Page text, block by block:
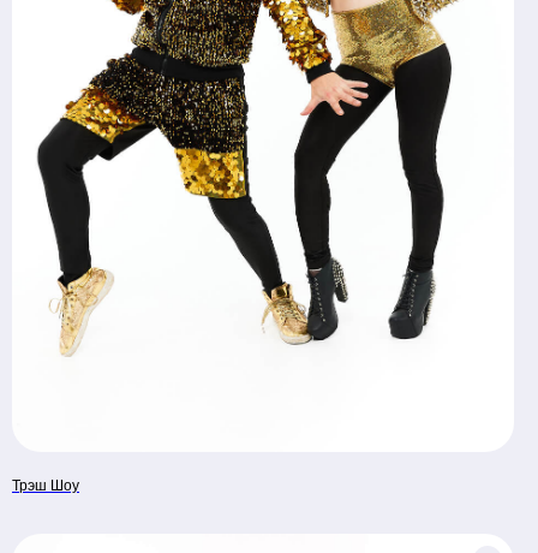
Трэш Шоу